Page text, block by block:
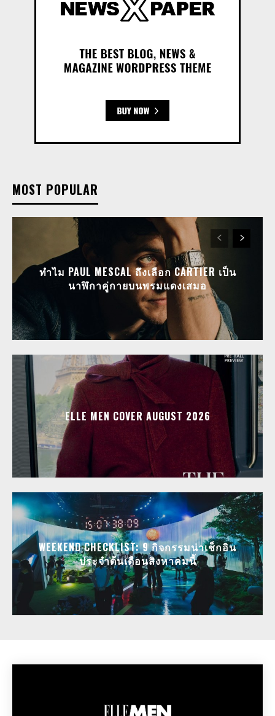
MOST POPULAR
ทำไม PAUL MESCAL ถึงเลือก CARTIER เป็น
นาฬิกาคู่กายบนพรมแดงเสมอ
ELLE MEN COVER AUGUST 2026
WEEKEND CHECKLIST: 9 กิจกรรมน่าเช็กอิน
ประจำต้นเดือนสิงหาคมนี้